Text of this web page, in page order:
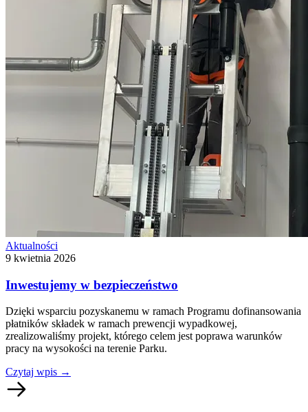
Aktualności
9 kwietnia 2026
Inwestujemy w bezpieczeństwo
Dzięki wsparciu pozyskanemu w ramach Programu dofinansowania
płatników składek w ramach prewencji wypadkowej,
zrealizowaliśmy projekt, którego celem jest poprawa warunków
pracy na wysokości na terenie Parku.
Czytaj wpis →